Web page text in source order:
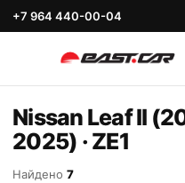
+7 964 440-00-04
Nissan Leaf II
2025) · ZE1
Найдено 7